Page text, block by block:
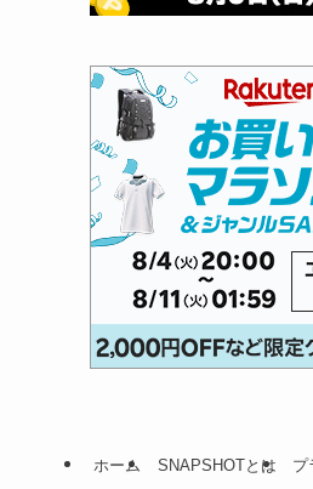
ホーム SNAPSHOTとは プ